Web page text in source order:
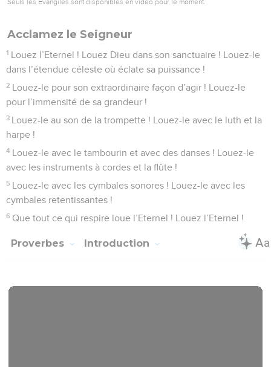
Acclamez le Seigneur
1 Louez l’Eternel ! Louez Dieu dans son sanctuaire ! Louez-le
dans l’étendue céleste où éclate sa puissance !
2 Louez-le pour son extraordinaire façon d’agir ! Louez-le
pour l’immensité de sa grandeur !
3 Louez-le au son de la trompette ! Louez-le avec le luth et la
harpe !
4 Louez-le avec le tambourin et avec des danses ! Louez-le
avec les instruments à cordes et la flûte !
5 Louez-le avec les cymbales sonores ! Louez-le avec les
cymbales retentissantes !
6 Que tout ce qui respire loue l’Eternel ! Louez l’Eternel !
Proverbes Introduction